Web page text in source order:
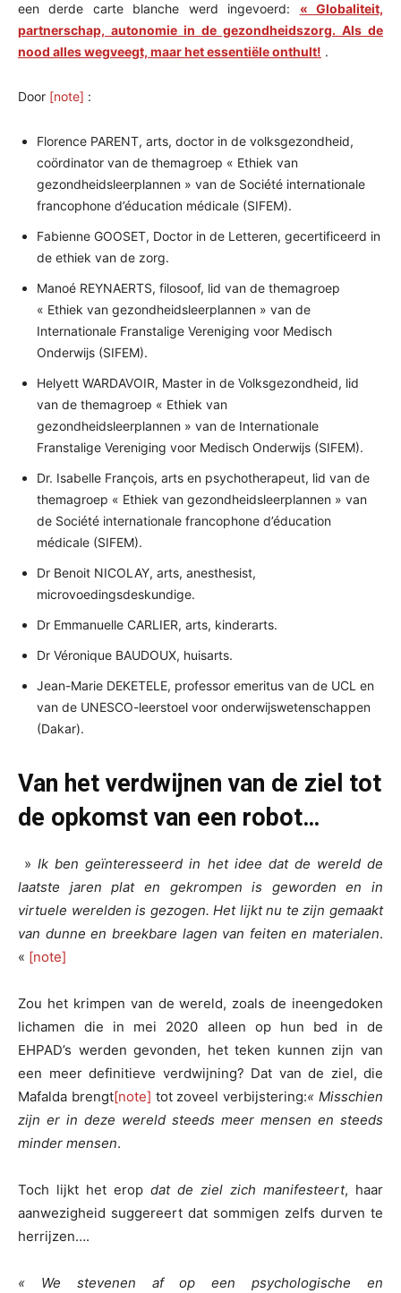
een derde carte blanche werd ingevoerd: « Globaliteit,
partnerschap, autonomie in de gezondheidszorg. Als de
nood alles wegveegt, maar het essentiële onthult! .
Door [note] :
Florence PARENT, arts, doctor in de volksgezondheid,
coördinator van de themagroep « Ethiek van
gezondheidsleerplannen » van de Société internationale
francophone d’éducation médicale (SIFEM).
Fabienne GOOSET, Doctor in de Letteren, gecertificeerd in
de ethiek van de zorg.
Manoé REYNAERTS, filosoof, lid van de themagroep
« Ethiek van gezondheidsleerplannen » van de
Internationale Franstalige Vereniging voor Medisch
Onderwijs (SIFEM).
Helyett WARDAVOIR, Master in de Volksgezondheid, lid
van de themagroep « Ethiek van
gezondheidsleerplannen » van de Internationale
Franstalige Vereniging voor Medisch Onderwijs (SIFEM).
Dr. Isabelle François, arts en psychotherapeut, lid van de
themagroep « Ethiek van gezondheidsleerplannen » van
de Société internationale francophone d’éducation
médicale (SIFEM).
Dr Benoit NICOLAY, arts, anesthesist,
microvoedingsdeskundige.
Dr Emmanuelle CARLIER, arts, kinderarts.
Dr Véronique BAUDOUX, huisarts.
Jean-Marie DEKETELE, professor emeritus van de UCL en
van de UNESCO-leerstoel voor onderwijswetenschappen
(Dakar).
Van het verdwijnen van de ziel tot
de opkomst van een robot…
»Ik ben geïnteresseerd in het idee dat de wereld de
laatste jaren plat en gekrompen is geworden en in
virtuele werelden is gezogen. Het lijkt nu te zijn gemaakt
van dunne en breekbare lagen van feiten en materialen.
« [note]
Zou het krimpen van de wereld, zoals de ineengedoken
lichamen die in mei 2020 alleen op hun bed in de
EHPAD’s werden gevonden, het teken kunnen zijn van
een meer definitieve verdwijning? Dat van de ziel, die
Mafalda brengt[note] tot zoveel verbijstering:« Misschien
zijn er in deze wereld steeds meer mensen en steeds
minder mensen.
Toch lijkt het erop dat de ziel zich manifesteert, haar
aanwezigheid suggereert dat sommigen zelfs durven te
herrijzen….
« We stevenen af op een psychologische en